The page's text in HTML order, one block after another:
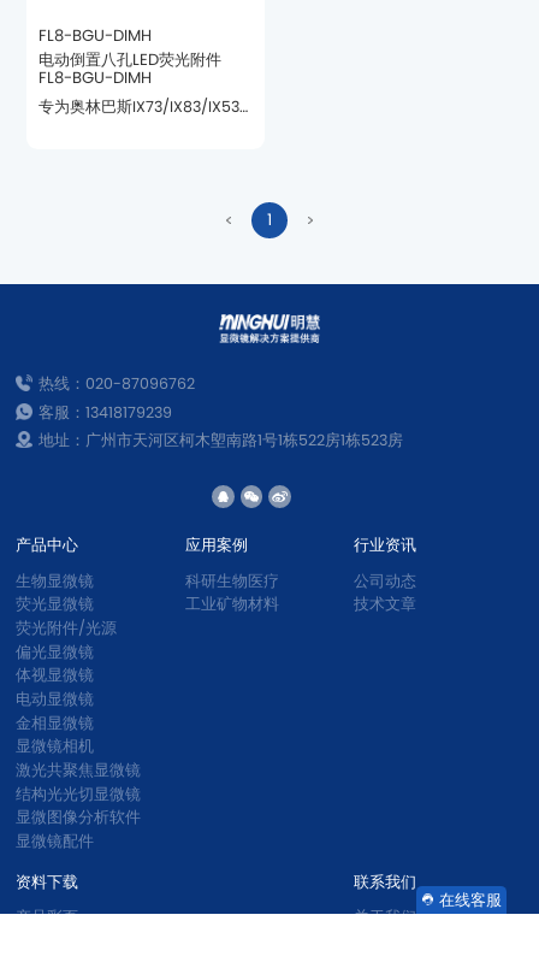
FL8-BGU-DIMH
FL8-BGU-DIMH
1
热线：020-87096762
客服：13418179239
地址：广州市天河区柯木塱南路1号1栋522房1栋523房
产品中心
生物显微镜
荧光显微镜
荧光附件/光源
偏光显微镜
体视显微镜
电动显微镜
金相显微镜
显微镜相机
激光共聚焦显微镜
结构光光切显微镜
显微图像分析软件
显微镜配件
应用案例
科研生物医疗
工业矿物材料
行业资讯
公司动态
技术文章
资料下载
产品彩页
联系我们
关于我们
在线客服